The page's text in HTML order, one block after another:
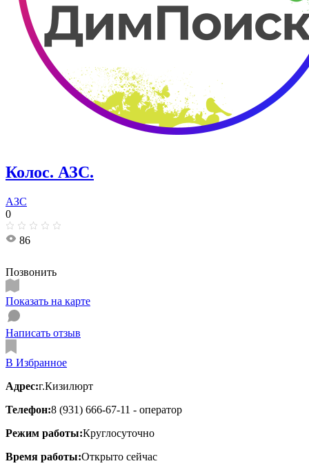
Колос. АЗС.
АЗС
0
86
Позвонить
Показать на карте
Написать отзыв
В Избранное
Адрес:г.Кизилюрт
Телефон:8 (931) 666-67-11 - оператор
Режим работы:Круглосуточно
Время работы:Открыто сейчас